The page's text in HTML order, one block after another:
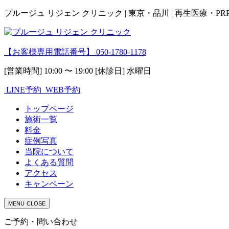
プルージュ リジェン クリニック | 東京・品川 | 再生医療・
【お客様専用電話番号】 050-1780-1178
[営業時間] 10:00 〜 19:00 [休診日] 水曜日
LINE予約 WEB予約
トップページ
施術一覧
料金
症例写真
当院について
よくある質問
アクセス
キャンペーン
MENU CLOSE
ご予約・問い合わせ